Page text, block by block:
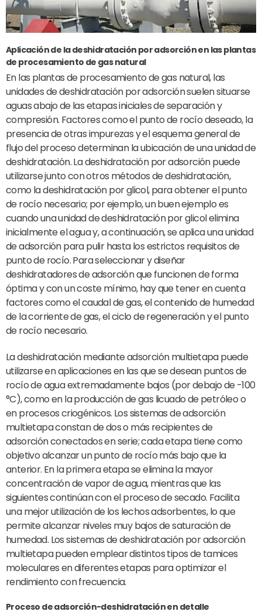
Aplicación de la deshidratación por adsorción en las plantas
de procesamiento de gas natural
En las plantas de procesamiento de gas natural, las
unidades de deshidratación por adsorción suelen situarse
aguas abajo de las etapas iniciales de separación y
compresión. Factores como el punto de rocío deseado, la
presencia de otras impurezas y el esquema general de
flujo del proceso determinan la ubicación de una unidad de
deshidratación. La deshidratación por adsorción puede
utilizarse junto con otros métodos de deshidratación,
como la deshidratación por glicol, para obtener el punto
de rocío necesario; por ejemplo, un buen ejemplo es
cuando una unidad de deshidratación por glicol elimina
inicialmente el agua y, a continuación, se aplica una unidad
de adsorción para pulir hasta los estrictos requisitos de
punto de rocío. Para seleccionar y diseñar
deshidratadores de adsorción que funcionen de forma
óptima y con un coste mínimo, hay que tener en cuenta
factores como el caudal de gas, el contenido de humedad
de la corriente de gas, el ciclo de regeneración y el punto
de rocío necesario.
La deshidratación mediante adsorción multietapa puede
utilizarse en aplicaciones en las que se desean puntos de
rocío de agua extremadamente bajos (por debajo de -100
°C), como en la producción de gas licuado de petróleo o
en procesos criogénicos. Los sistemas de adsorción
multietapa constan de dos o más recipientes de
adsorción conectados en serie; cada etapa tiene como
objetivo alcanzar un punto de rocío más bajo que la
anterior. En la primera etapa se elimina la mayor
concentración de vapor de agua, mientras que las
siguientes continúan con el proceso de secado. Facilita
una mejor utilización de los lechos adsorbentes, lo que
permite alcanzar niveles muy bajos de saturación de
humedad. Los sistemas de deshidratación por adsorción
multietapa pueden emplear distintos tipos de tamices
moleculares en diferentes etapas para optimizar el
rendimiento con frecuencia.
Proceso de adsorción-deshidratación en detalle